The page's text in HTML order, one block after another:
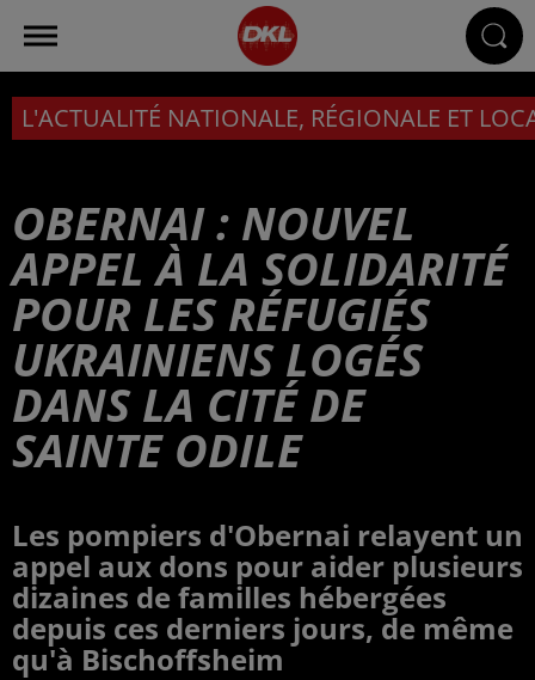
L'ACTUALITÉ NATIONALE, RÉGIONALE ET
OBERNAI : NOUVEL
APPEL À LA SOLIDARITÉ
POUR LES RÉFUGIÉS
UKRAINIENS LOGÉS
DANS LA CITÉ DE
SAINTE ODILE
Les pompiers d'Obernai relayent un
appel aux dons pour aider plusieurs
dizaines de familles hébergées
depuis ces derniers jours, de même
qu'à Bischoffsheim